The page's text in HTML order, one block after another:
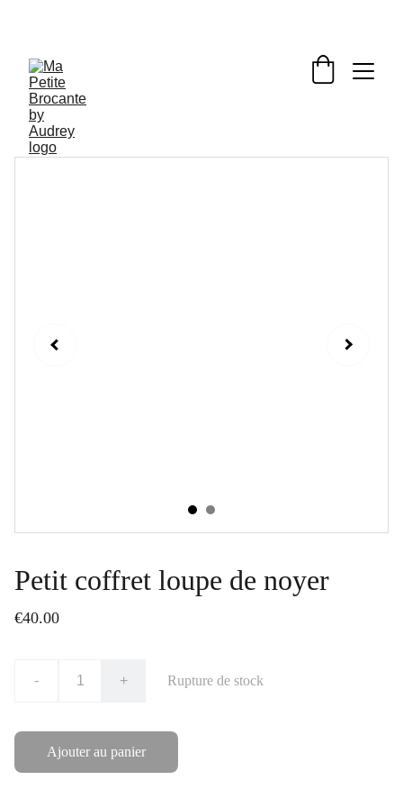
Petit coffret loupe de noyer
€40.00
- + Rupture de stock
Ajouter au panier